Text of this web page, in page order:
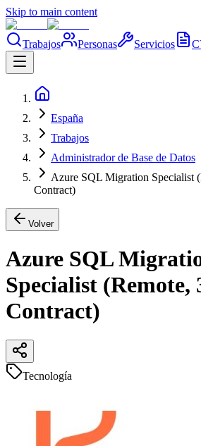
Skip to main content
Trabajos Personas Servicios
España
Trabajos
Administrador de Base de Datos
Azure SQL Migration Specialist
Contract)
Volver
Azure SQL
Specialist
Contract)
Tecnología